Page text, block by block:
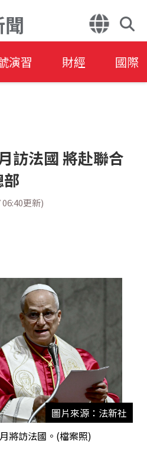
演習 財經 國際
訪法國 將赴聯合
部
更新)
圖片來源：法新社
將訪法國。(檔案照)